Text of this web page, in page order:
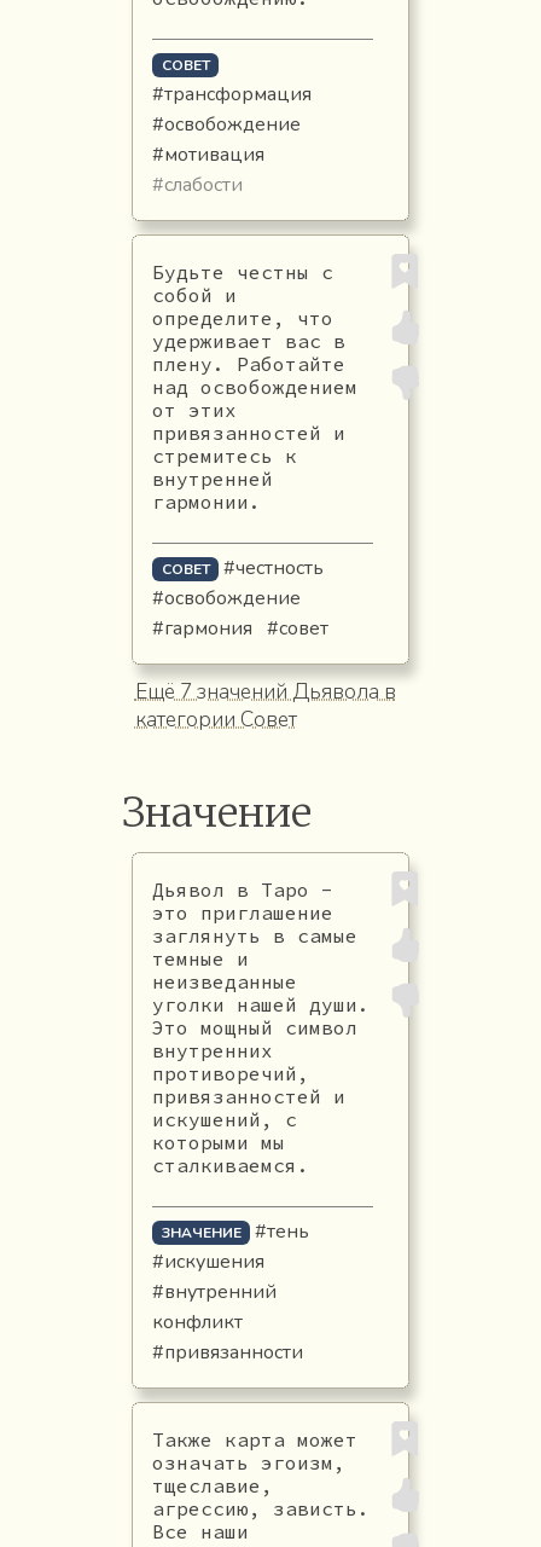
СОВЕТ
#трансформация
#освобождение
#мотивация
#слабости
Будьте честны с
собой и
определите, что
удерживает вас в
плену. Работайте
над освобождением
от этих
привязанностей и
стремитесь к
внутренней
гармонии.
СОВЕТ
#честность
#освобождение
#гармония #совет
Ещё 7 значений Дьявола в
категории Совет
Значение
Дьявол в Таро -
это приглашение
заглянуть в самые
темные и
неизведанные
уголки нашей души.
Это мощный символ
внутренних
противоречий,
привязанностей и
искушений, с
которыми мы
сталкиваемся.
ЗНАЧЕНИЕ
#тень
#искушения
#внутренний
конфликт
#привязанности
Также карта может
означать эгоизм,
тщеславие,
агрессию, зависть.
Все наши